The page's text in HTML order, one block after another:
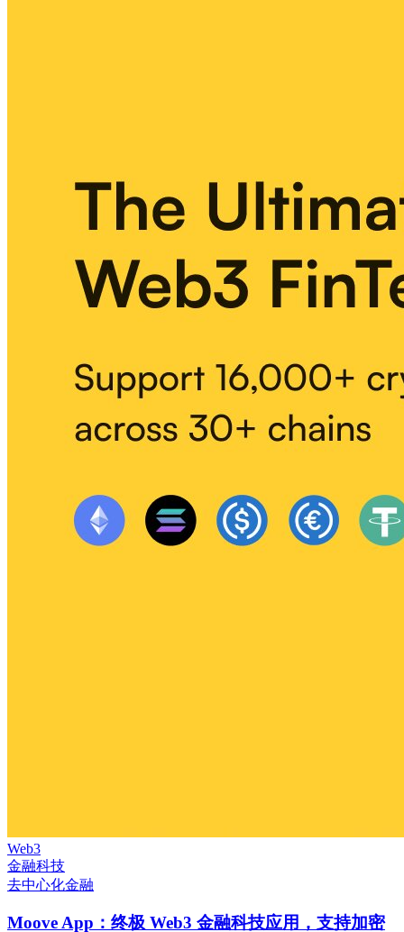
Web3
金融科技
去中心化金融
Moove App：终极 Web3 金融科技应用，支持加密